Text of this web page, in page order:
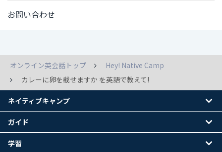
お問い合わせ
オンライン英会話トップ
Hey! Native Camp
カレーに卵を載せますか を英語で教えて!
ネイティブキャンプ
ガイド
学習